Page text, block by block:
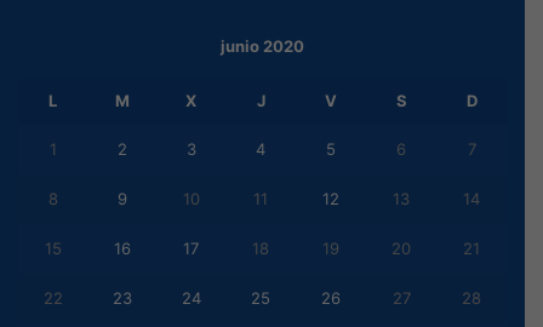
junio 2020
L M X J V S D
1 2 3 4 5 6 7
8 9 10 11 12 13 14
15 16 17 18 19 20 21
22 23 24 25 26 27 28